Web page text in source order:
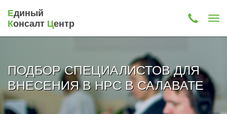
Единый
Консалт Центр
ПОДБОР СПЕЦИАЛИСТОВ ДЛЯ
ВНЕСЕНИЯ В НРС В САЛАВАТЕ